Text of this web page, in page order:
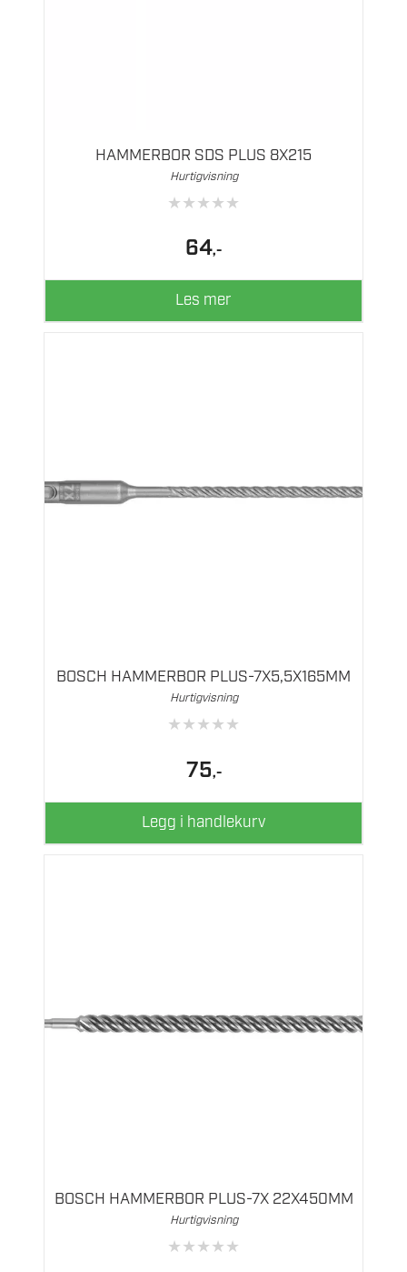
HAMMERBOR SDS PLUS 8X215
Hurtigvisning
★★★★★
64,-
Les mer
BOSCH HAMMERBOR PLUS-7X5,5X165MM
Hurtigvisning
★★★★★
75,-
Legg i handlekurv
BOSCH HAMMERBOR PLUS-7X 22X450MM
Hurtigvisning
★★★★★